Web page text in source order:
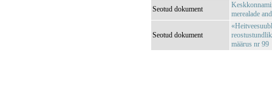
Seotud dokument
merealade
Seotud dokument
määrus nr 99